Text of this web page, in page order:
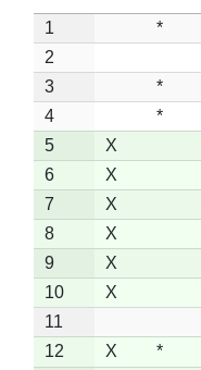
1 *
2
3
*
4
*
5
X
6
X
7
X
8
X
9
X
10
X
11
12
X *